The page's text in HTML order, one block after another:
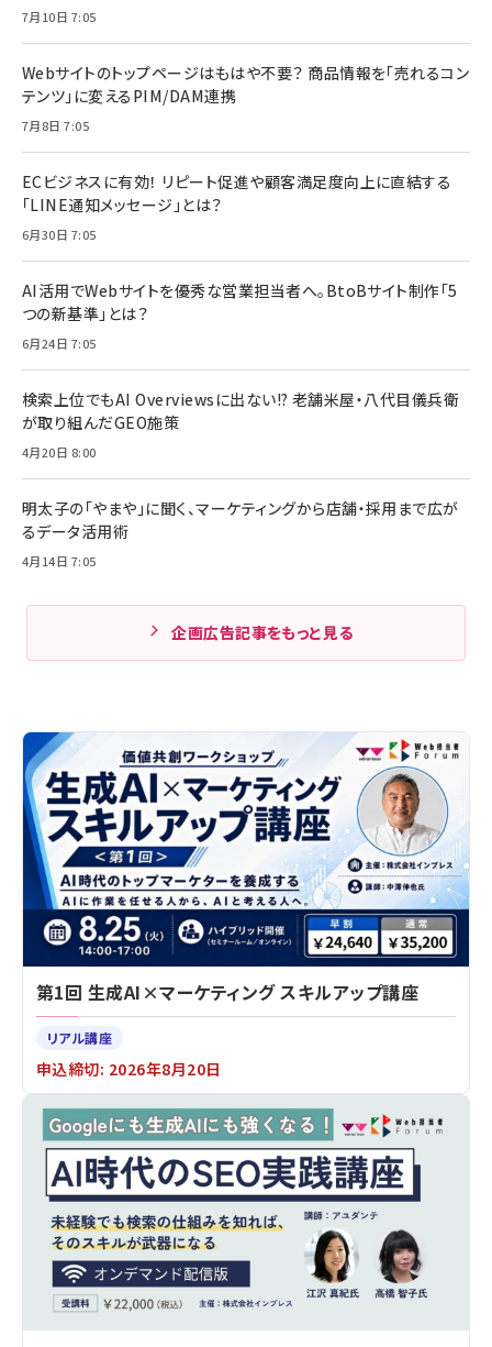
7月10日 7:05
Webサイトのトップページはもはや不要？ 商品情報を「売れるコン
テンツ」に変えるPIM/DAM連携
7月8日 7:05
ECビジネスに有効！ リピート促進や顧客満足度向上に直結する
「LINE通知メッセージ」とは？
6月30日 7:05
AI活用でWebサイトを優秀な営業担当者へ。BtoBサイト制作「5
つの新基準」とは？
6月24日 7:05
検索上位でもAI Overviewsに出ない!? 老舗米屋・八代目儀兵衛
が取り組んだGEO施策
4月20日 8:00
明太子の「やまや」に聞く、マーケティングから店舗・採用まで広が
るデータ活用術
4月14日 7:05
企画広告記事をもっと見る
第1回 生成AI×マーケティング スキルアップ講座
リアル講座
申込締切: 2026年8月20日